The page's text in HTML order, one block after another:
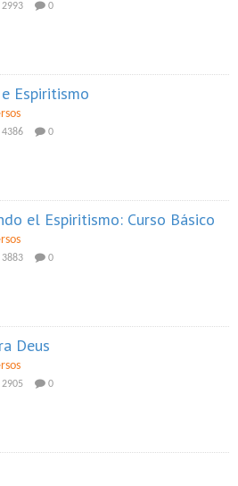
2993 0
Espiritismo
4386 0
el Espiritismo: Curso Básico
3883 0
Deus
2905 0